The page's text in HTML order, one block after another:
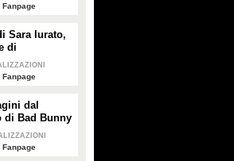
Sara Iurato,
di
Island 2026
dal
di Bad Bunny